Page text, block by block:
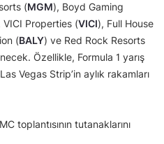
(MGM), Boyd Gaming
VICI Properties (VICI), Full House
(BALY) ve Red Rock Resorts
Özellikle, Formula 1 yarış
Vegas Strip’in aylık rakamları
toplantısının tutanaklarını